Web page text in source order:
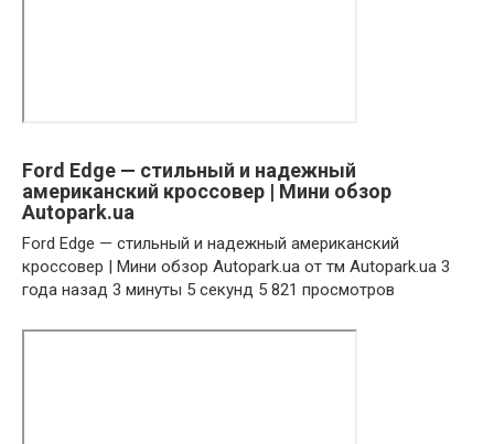
Ford Edge — стильный и надежный
американский кроссовер | Мини обзор
Autopark.ua
Ford Edge — стильный и надежный американский
кроссовер | Мини обзор Autopark.ua от тм Autopark.ua 3
года назад 3 минуты 5 секунд 5 821 просмотров